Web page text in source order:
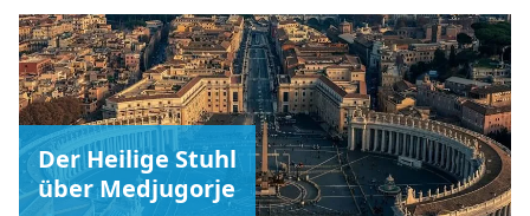
Der Heilige Stuhl
über Medjugorje